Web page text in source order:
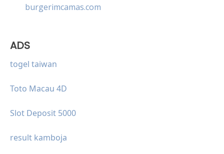
burgerimcamas.com
ADS
togel taiwan
Toto Macau 4D
Slot Deposit 5000
result kamboja